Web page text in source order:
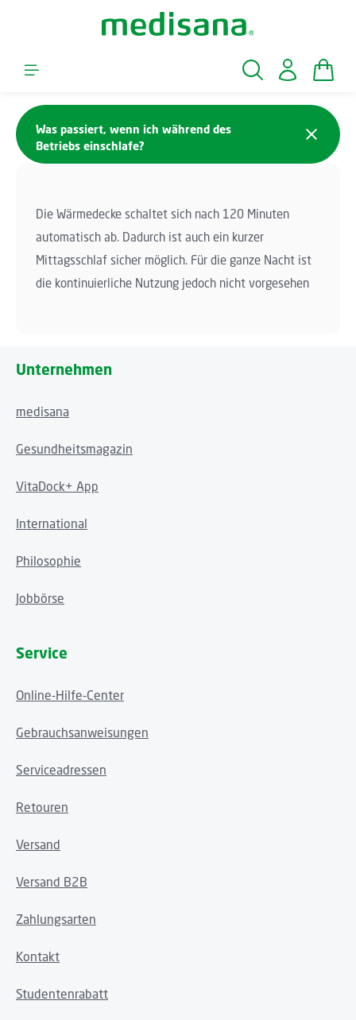
Zum Hauptinhalt springen
Was passiert, wenn ich während des
Betriebs einschlafe?
Die Wärmedecke schaltet sich nach 120 Minuten
automatisch ab. Dadurch ist auch ein kurzer
Mittagsschlaf sicher möglich. Für die ganze Nacht ist
die kontinuierliche Nutzung jedoch nicht vorgesehen
Unternehmen
medisana
Gesundheitsmagazin
VitaDock+ App
International
Philosophie
Jobbörse
Service
Online-Hilfe-Center
Gebrauchsanweisungen
Serviceadressen
Retouren
Versand
Versand B2B
Zahlungsarten
Kontakt
Studentenrabatt